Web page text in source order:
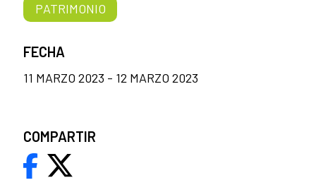
PATRIMONIO
FECHA
11 MARZO 2023 - 12 MARZO 2023
COMPARTIR